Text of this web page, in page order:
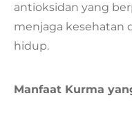
antioksidan yang
menjaga kesehatan
hidup.
Manfaat Kurma